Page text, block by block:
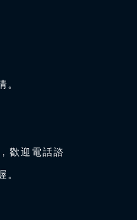
。
歡迎電話諮
。